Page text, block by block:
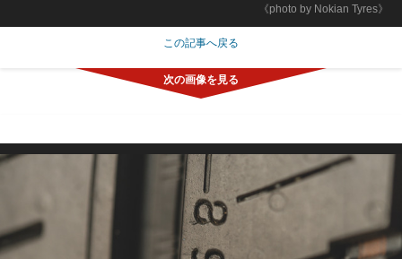
《photo by Nokian Tyres》
この記事へ戻る